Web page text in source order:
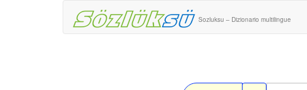
Sozluksu – Dizionario multilingue